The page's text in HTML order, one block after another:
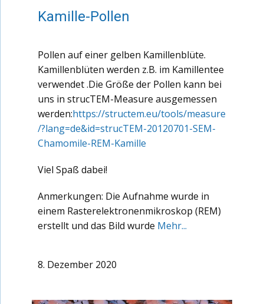
Kamille-Pollen
Pollen auf einer gelben Kamillenblüte.
Kamillenblüten werden z.B. im Kamillentee
verwendet .Die Größe der Pollen kann bei
uns in strucTEM-Measure ausgemessen
werden:https://structem.eu/tools/measure
/?lang=de&id=strucTEM-20120701-SEM-
Chamomile-REM-Kamille
Viel Spaß dabei!
Anmerkungen: Die Aufnahme wurde in
einem Rasterelektronenmikroskop (REM)
erstellt und das Bild wurde Mehr...
8. Dezember 2020